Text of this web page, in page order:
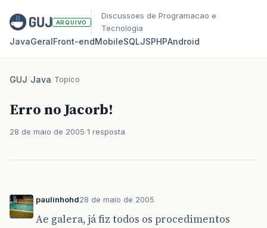
ARQUIVO
Discussoes de Programacao e
Tecnologia
JavaGeralFront‑endMobileSQLJSPHPAndroid
GUJ/Java/Topico
Erro no Jacorb!
28 de maio de 2005 1 resposta
paulinhohd28 de maio de 2005
Ae galera, já fiz todos os procedimentos